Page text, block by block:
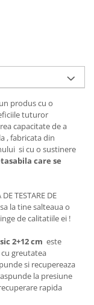
produs cu o
tuturor
capacitate de a
, fabricata din
si cu o sustinere
care se
TESTARE DE
la tine salteaua o
de calitatiile ei !
2+12 cm este
greutatea
si recupereaza
la presiune
rapida